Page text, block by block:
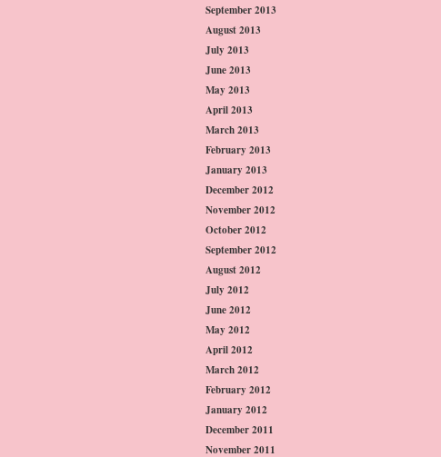
September 2013
August 2013
July 2013
June 2013
May 2013
April 2013
March 2013
February 2013
January 2013
December 2012
November 2012
October 2012
September 2012
August 2012
July 2012
June 2012
May 2012
April 2012
March 2012
February 2012
January 2012
December 2011
November 2011